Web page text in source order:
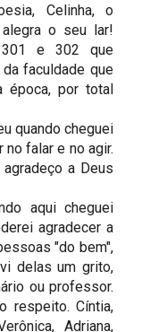
Celinha, o
alegra o seu lar!
301 e 302 que
faculdade que
época, por total
quando cheguei
no falar e no agir.
a Deus
aqui cheguei
agradecer a
"do bem",
delas um grito,
ou professor.
respeito. Cíntia,
Adriana,